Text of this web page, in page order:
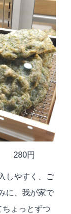
円
しやすく、ご
に、我が家で
ょっとずつ